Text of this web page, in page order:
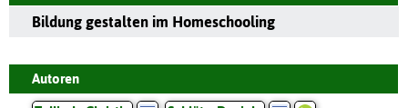
Bildung gestalten im Homeschooling
Autoren